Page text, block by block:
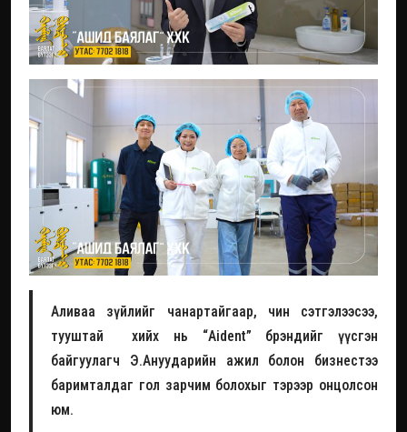
Аливаа зүйлийг чанартайгаар, чин сэтгэлээсээ,
тууштай хийх нь “Aident” брэндийг үүсгэн
байгуулагч Э.Ануударийн ажил болон бизнестээ
баримталдаг гол зарчим болохыг тэрээр онцолсон
юм.